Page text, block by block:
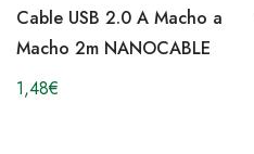
Cable USB 2.0 A Macho a
Macho 2m NANOCABLE
1,48€